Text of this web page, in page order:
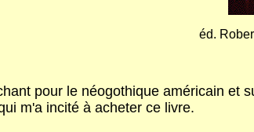
éd.
pour le néogothique américain et
m'a incité à acheter ce livre.